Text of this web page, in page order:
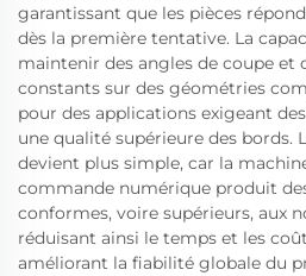
garantissant que les pièces
dès la première tentative. La
maintenir des angles de coupe et
constants sur des géométries
pour des applications exigeant
une qualité supérieure des bords.
devient plus simple, car la
commande numérique produit
conformes, voire supérieurs, aux
réduisant ainsi le temps et les
améliorant la fiabilité globale du